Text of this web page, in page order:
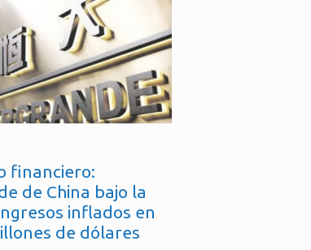
financiero:
de China bajo la
inflados en
de dólares